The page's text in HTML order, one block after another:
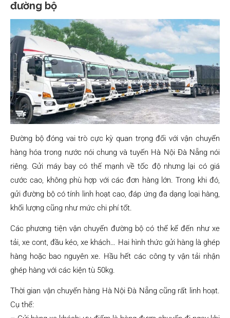
đường bộ
Đường bộ đóng vai trò cực kỳ quan trọng đối với vận chuyển
hàng hóa trong nước nói chung và tuyến Hà Nội Đà Nẵng nói
riêng. Gửi máy bay có thế mạnh về tốc độ nhưng lại có giá
cước cao, không phù hợp với các đơn hàng lớn. Trong khi đó,
gửi đường bộ có tính linh hoạt cao, đáp ứng đa dạng loại hàng,
khối lượng cũng như mức chi phí tốt.
Các phương tiện vận chuyển đường bộ có thể kể đến như xe
tải, xe cont, đầu kéo, xe khách… Hai hình thức gửi hàng là ghép
hàng hoặc bao nguyên xe. Hầu hết các công ty vận tải nhận
ghép hàng với các kiện tù 50kg.
Thời gian vận chuyển hàng Hà Nội Đà Nẵng cũng rất linh hoạt.
Cụ thể: